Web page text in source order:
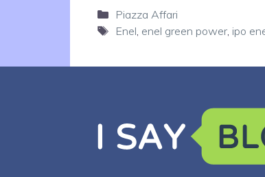
Categorie
Piazza Affari
Tag
Enel, enel green power, ipo